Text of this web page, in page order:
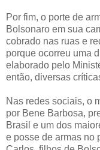
Por fim, o porte de
Bolsonaro em sua
cobrado nas ruas e
porque ocorreu uma
elaborado pelo
então, diversas
Nas redes sociais, o
por Bene Barbosa,
Brasil e um dos
e posse de armas no